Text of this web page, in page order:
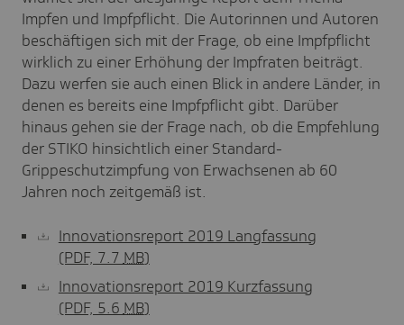
Impfen und Impfpflicht. Die Autorinnen und Autoren
beschäftigen sich mit der Frage, ob eine Impfpflicht
wirklich zu einer Erhöhung der Impfraten beiträgt.
Dazu werfen sie auch einen Blick in andere Länder, in
denen es bereits eine Impfpflicht gibt. Darüber
hinaus gehen sie der Frage nach, ob die Empfehlung
der STIKO hinsichtlich einer Standard-
Grippeschutzimpfung von Erwachsenen ab 60
Jahren noch zeitgemäß ist.
Innovationsreport 2019 Langfassung
(PDF, 7.7MB)
Innovationsreport 2019 Kurzfassung
(PDF, 5.6MB)